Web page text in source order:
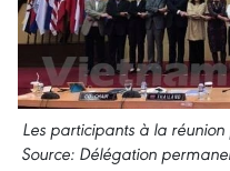
Les participants à la
Source: Délégation